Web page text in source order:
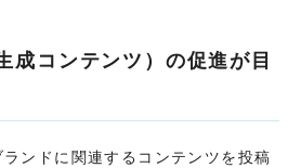
成コンテンツ）の促進が目
ンドに関連するコンテンツを投稿